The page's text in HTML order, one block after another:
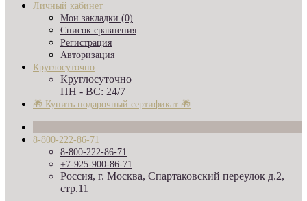
Личный кабинет
Мои закладки (0)
Список сравнения
Регистрация
Авторизация
Круглосуточно
Круглосуточно
ПН - ВС: 24/7
🎁 Купить подарочный сертификат 🎁
8-800-222-86-71
8-800-222-86-71
+7-925-900-86-71
Россия, г. Москва, Спартаковский переулок д.2,
стр.11